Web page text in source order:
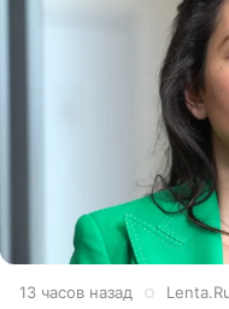
13 часов назад